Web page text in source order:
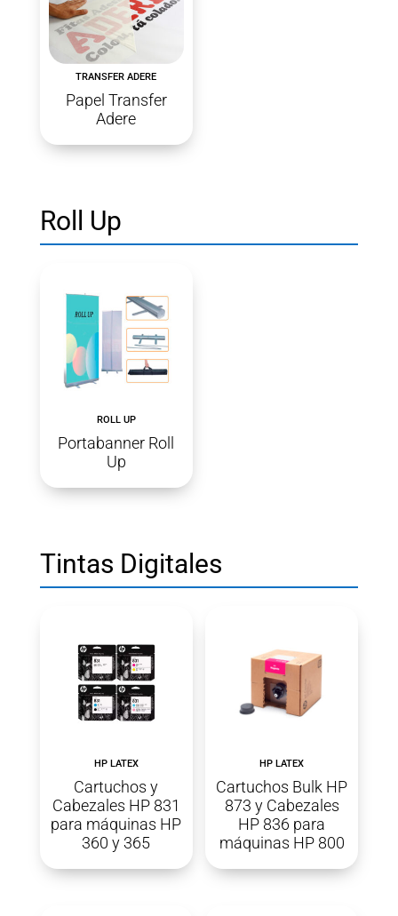
TRANSFER ADERE
Papel Transfer
Adere
Roll Up
ROLL UP
Portabanner Roll
Up
Tintas Digitales
HP LATEX
Cartuchos y
Cabezales HP 831
para máquinas HP
360 y 365
HP LATEX
Cartuchos Bulk HP
873 y Cabezales
HP 836 para
máquinas HP 800